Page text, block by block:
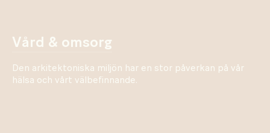
vård & omsorg
Den arkitektoniska miljön har en stor påverkan på vår
hälsa och vårt välbefinnande.